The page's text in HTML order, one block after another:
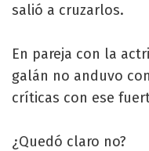
salió a cruzarlos.
En pareja con la
galán no anduvo
críticas con ese
¿Quedó claro no?